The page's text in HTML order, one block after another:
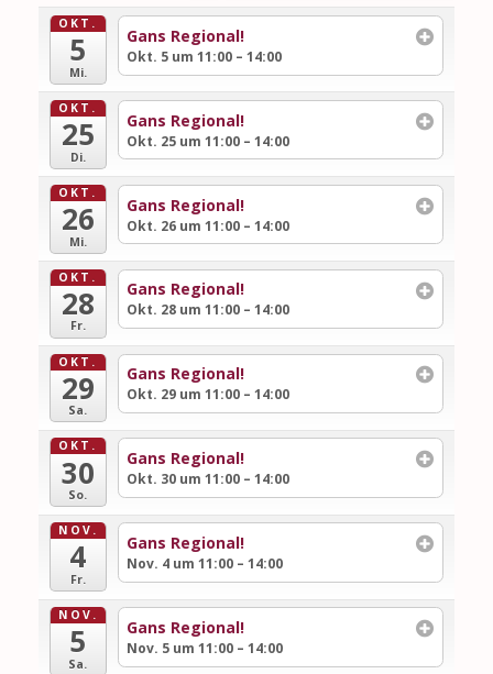
OKT.
5
Mi.
Gans Regional!
Okt. 5 um 11:00 – 14:00
OKT.
25
Di.
Gans Regional!
Okt. 25 um 11:00 – 14:00
OKT.
26
Mi.
Gans Regional!
Okt. 26 um 11:00 – 14:00
OKT.
28
Fr.
Gans Regional!
Okt. 28 um 11:00 – 14:00
OKT.
29
Sa.
Gans Regional!
Okt. 29 um 11:00 – 14:00
OKT.
30
So.
Gans Regional!
Okt. 30 um 11:00 – 14:00
NOV.
4
Fr.
Gans Regional!
Nov. 4 um 11:00 – 14:00
NOV.
5
Sa.
Gans Regional!
Nov. 5 um 11:00 – 14:00